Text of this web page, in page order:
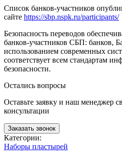
Список банков-участников
сайте https://sbp.nspk.ru/participants/
Безопасность переводов
банков-участников СБП: банков,
использованием современных
соответствует всем стандартам
безопасности.
Остались вопросы
Оставьте заявку и наш менеджер
консультации
Заказать звонок
Категории:
Наборы пластырей